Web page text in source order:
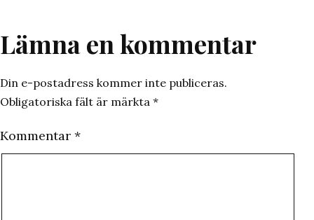
Lämna en kommentar
Din e-postadress kommer inte publiceras.
Obligatoriska fält är märkta *
Kommentar *